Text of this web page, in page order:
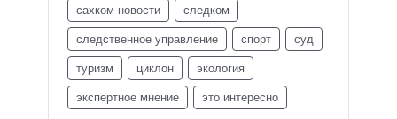
сахком новости следком
следственное управление спорт суд
туризм циклон экология
экспертное мнение это интересно